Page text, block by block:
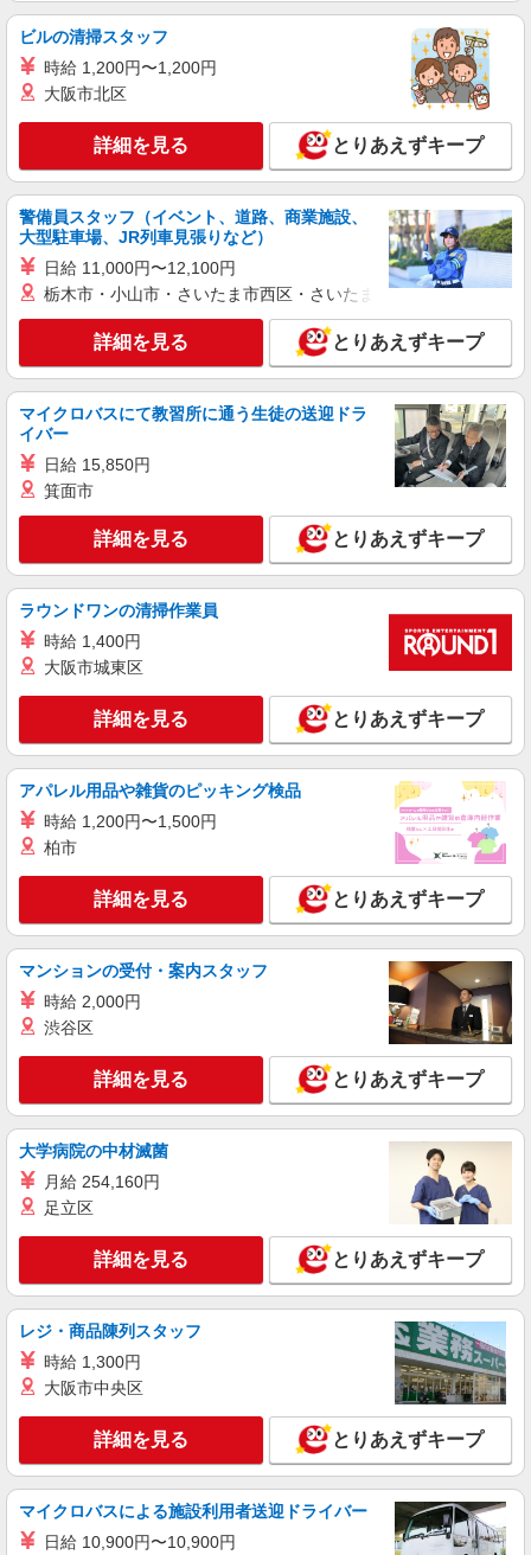
株式会社フルキャスト東京支社/EA0401G-10M
カンタン軽作業スタッフ（仕分け・シール貼り
時給1600円〜1800円（22:00〜翌5:00の深夜手
当で時給UP） ※給与幅は経験・能力による
東京都港区
キープ 詳細を見る
アルバイト パート 職業紹介
＼大人気♪／オフィスワーク！！その他イメベ
ントスタッフ、仕分け等もあります！
時給1600円〜1800円（22:00〜翌5:00の深夜手
当で時給UP） ※給与幅は経験・能力による
詳細を見る
パート 職業紹介
株式会社フルキャスト東京支社/EA0401G-10A
ク イベントスタッフ等
時給1600円〜1800円（22:00〜翌5:00の深夜手
当で時給UP） ※給与幅は経験・能力による
東京都港区
キープ 詳細を見る
東京美装興業株式会社 東京第一支店
月給24万円〜30万円 ※経験・能力による 年収
例※32歳、事務歴2年 （1年目）年収3,030,000円
※月給250,000円 （2年目）年収3,440,000円※月
給260,000円、賞与年2回含む （3年目）年収
3,540,000円※月給260,000円、賞与年2回含む
東京都港区南青山3丁目（請負先）
キープ 詳細を見る
東京美装興業株式会社 東京第一支店
月給24万円〜30万円 ※経験・能力による 年収
例※32歳、事務歴2年 （1年目）年収3,030,000円
※月給250,000円 （2年目）年収3,440,000円※月
給260,000円、賞与年2回含む （3年目）年収
3,540,000円※月給260,000円、賞与年2回含む
東京都港区六本木３丁目（請負先）
詳細を見る
派遣社員
株式会社パソナ・東京キャリアセンター/KT600113318603
NEW
一般事務/人事労務
月給262300円 ★交通費規定に基づき交通費支
東京都港区（東京メトロ千代田線赤坂駅）
キープ 詳細を見る
派遣社員
株式会社パソナ・東京キャリアセンター/KT6001177972
NEW
ビルの清掃スタッフ
時給 1,200円〜1,200円
大阪市北区
詳細を見る とりあえずキープ
警備員スタッフ（イベント、道路、商業施設、
大型駐車場、JR列車見張りなど）
日給 11,000円〜12,100円
栃木市・小山市・さいたま市西区・さいたま市岩槻区・久喜市・
詳細を見る とりあえずキープ
マイクロバスにて教習所に通う生徒の送迎ドラ
イバー
日給 15,850円
箕面市
詳細を見る とりあえずキープ
ラウンドワンの清掃作業員
時給 1,400円
大阪市城東区
詳細を見る とりあえずキープ
アパレル用品や雑貨のピッキング検品
時給 1,200円〜1,500円
柏市
詳細を見る とりあえずキープ
マンションの受付・案内スタッフ
時給 2,000円
渋谷区
詳細を見る とりあえずキープ
大学病院の中材滅菌
月給 254,160円
足立区
詳細を見る とりあえずキープ
レジ・商品陳列スタッフ
時給 1,300円
大阪市中央区
詳細を見る とりあえずキープ
マイクロバスによる施設利用者送迎ドライバー
日給 10,900円〜10,900円